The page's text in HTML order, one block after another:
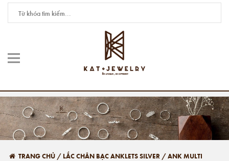
TRANG CHỦ / LẮC CHÂN BẠC ANKLETS SILVER /ANK MULTI